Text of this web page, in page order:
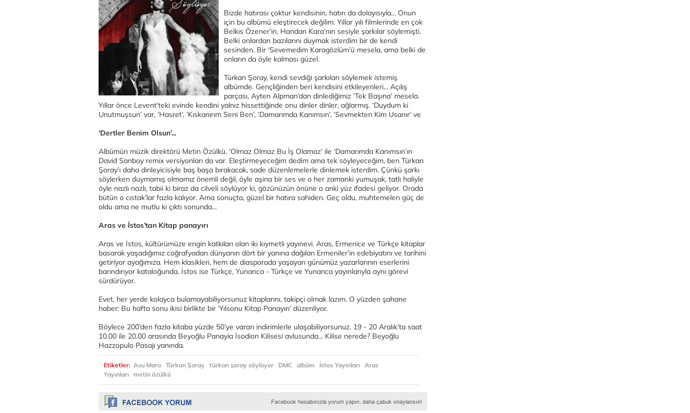
Bizde hatırası çoktur kendisinin, hatırı da dolayısıyla... Onun
için bu albümü eleştirecek değilim. Yıllar yılı filmlerinde en çok
Belkıs Özener’in, Handan Kara’nın sesiyle şarkılar söylemişti.
Belki onlardan bazılarını duymak isterdim bir de kendi
sesinden. Bir ‘Sevemedim Karagözlüm’ü mesela, ama belki de
onların da öyle kalması güzel.
Türkan Şoray, kendi sevdiği şarkıları söylemek istemiş
albümde. Gençliğinden beri kendisini etkileyenleri... Açılış
parçası, Ayten Alpman’dan dinlediğimiz ‘Tek Başına’ mesela.
Yıllar önce Levent’teki evinde kendini yalnız hissettiğinde onu dinler dinler, ağlarmış. ‘Duydum ki
Unutmuşsun’ var, ‘Hasret’, ‘Kıskanırım Seni Ben’, ‘Damarımda Kanımsın’, ‘Sevmekten Kim Usanır’ ve
‘Dertler Benim Olsun’...
Albümün müzik direktörü Metin Özülkü. ‘Olmaz Olmaz Bu İş Olamaz’ ile ‘Damarımda Kanımsın’ın
David Sanboy remix versiyonları da var. Eleştirmeyeceğim dedim ama tek söyleyeceğim, ben Türkan
Şoray’ı daha dinleyicisiyle baş başa bırakacak, sade düzenlemelerle dinlemek isterdim. Çünkü şarkı
söylerken duymamış olmamız önemli değil, öyle aşina bir ses ve o her zamanki yumuşak, tatlı haliyle
öyle nazlı nazlı, tabii ki biraz da cilveli söylüyor ki, gözünüzün önüne o anki yüz ifadesi geliyor. Orada
bütün o cıstak’lar fazla kalıyor. Ama sonuçta, güzel bir hatıra sahiden. Geç oldu, muhtemelen güç de
oldu ama ne mutlu ki çıktı sonunda...
Aras ve İstos’tan Kitap panayırı
Aras ve İstos, kültürümüze engin katkıları olan iki kıymetli yayınevi. Aras, Ermenice ve Türkçe kitaplar
basarak yaşadığımız coğrafyadan dünyanın dört bir yanına dağılan Ermeniler’in edebiyatını ve tarihini
getiriyor ayağımıza. Hem klasikleri, hem de diasporada yaşayan günümüz yazarlarının eserlerini
barındırıyor kataloğunda. İstos ise Türkçe, Yunanca - Türkçe ve Yunanca yayınlarıyla aynı görevi
sürdürüyor.
Evet, her yerde kolayca bulamayabiliyorsunuz kitaplarını, takipçi olmak lazım. O yüzden şahane
haber: Bu hafta sonu ikisi birlikte bir ‘Yılsonu Kitap Panayırı’ düzenliyor.
Böylece 200’den fazla kitaba yüzde 50’ye varan indirimlerle ulaşabiliyorsunuz. 19 - 20 Aralık’ta saat
10.00 ile 20.00 arasında Beyoğlu Panayia İsodion Kilisesi avlusunda... Kilise nerede? Beyoğlu
Hazzopulo Pasajı yanında.
Etiketler: Asu Maro Türkan Şoray türkan şoray söylüyor DMC albüm İstos Yayınları Aras
Yayınları metin özülkü